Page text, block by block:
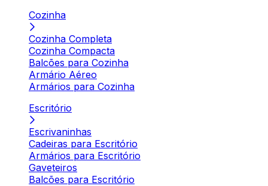
Cozinha
Cozinha Completa
Cozinha Compacta
Balcões para Cozinha
Armário Aéreo
Armários para Cozinha
Escritório
Escrivaninhas
Cadeiras para Escritório
Armários para Escritório
Gaveteiros
Balcões para Escritório